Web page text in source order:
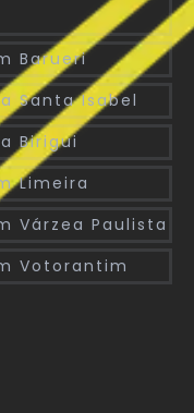
Barueri
Santa Isabel
Birigui
Limeira
Várzea Paulista
Votorantim